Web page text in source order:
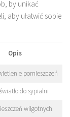
by unikać
aby ułatwić sobie
Opis
pomieszczeń
do sypialni
wilgotnych